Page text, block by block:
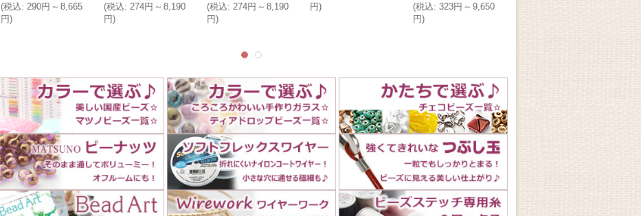
(税込: 290円 ～ 8,665
円)
(税込: 274円 ～ 8,190
円)
(税込: 274円 ～ 8,190
円)
円)
(税込: 323円 ～ 9,650
円)